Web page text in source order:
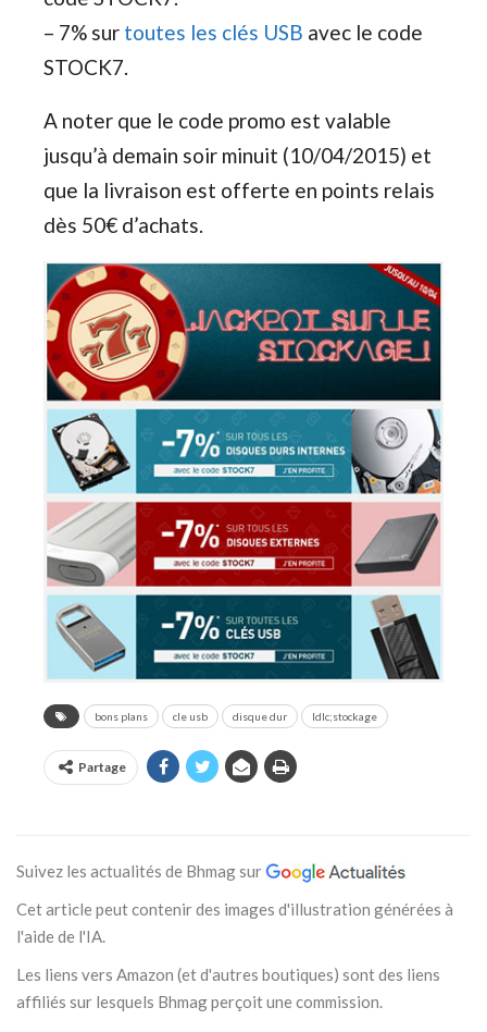
– 7% sur toutes les clés USB avec le code
STOCK7.
A noter que le code promo est valable
jusqu’à demain soir minuit (10/04/2015) et
que la livraison est offerte en points relais
dès 50€ d’achats.
bons plans cle usb disque dur ldlc;stockage
Partage
Suivez les actualités de Bhmag sur
Cet article peut contenir des images d'illustration générées à
l'aide de l'IA.
Les liens vers Amazon (et d'autres boutiques) sont des liens
affiliés sur lesquels Bhmag perçoit une commission.